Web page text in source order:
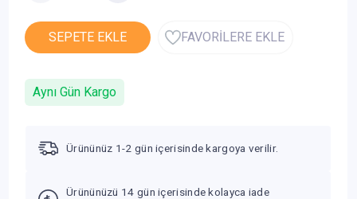
SEPETE EKLE FAVORİLERE EKLE
Aynı Gün Kargo
Ürününüz 1-2 gün içerisinde kargoya verilir.
Ürününüzü 14 gün içerisinde kolayca iade